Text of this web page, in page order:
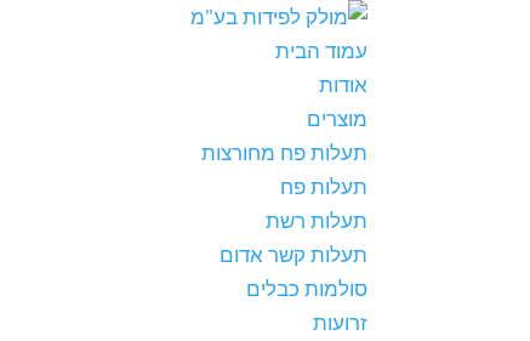
עמוד הבית
אודות
מוצרים
תעלות פח מחורצות
תעלות פח
תעלות רשת
תעלות קשר אדום
סולמות כבלים
זרועות